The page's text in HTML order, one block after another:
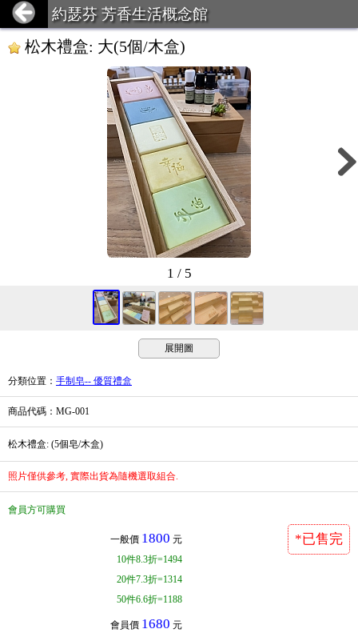
約瑟芬 芳香生活概念館
松木禮盒: 大(5個/木盒)
1 / 5
展開圖
分類位置 ： 手制皂-- 優質禮盒
商品代碼 ：MG-001
松木禮盒: (5個皂/木盒)
照片僅供參考, 實際出貨為隨機選取組合.
會員方可購買
一般價 1800 元
10件8.3折=1494
20件7.3折=1314
50件6.6折=1188
會員價 1680 元
*已售完